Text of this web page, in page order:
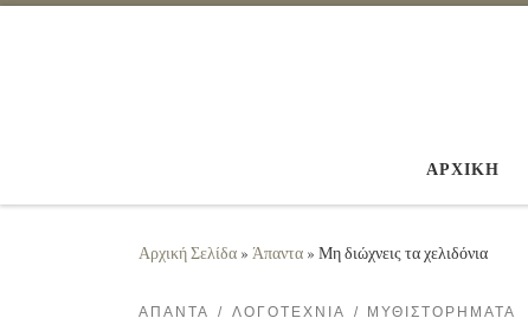
ΑΡΧΙΚΗ
Αρχική Σελίδα » Άπαντα » Μη διώχνεις τα χελιδόνια
ΆΠΑΝΤΑ ΛΟΓΟΤΕΧΝΊΑ ΜΥΘΙΣΤΟΡΉΜΑΤΑ